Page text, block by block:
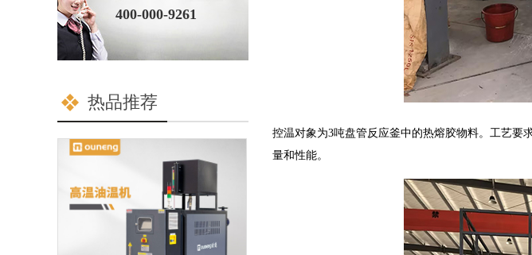
控温对象为3吨盘管反应釜中的热熔胶物料。工艺要
量和性能。
400-000-9261
热品推荐